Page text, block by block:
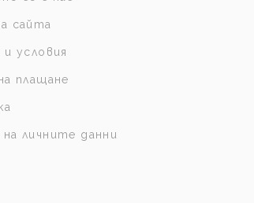
сайта
и условия
плащане
личните данни